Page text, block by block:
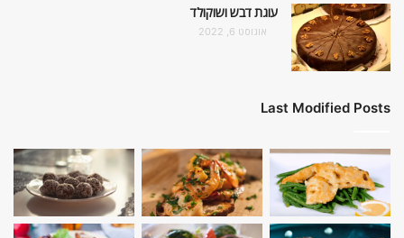
עוגת דבש ושוקולד
אוגוסט 6, 2022
Last Modified Posts